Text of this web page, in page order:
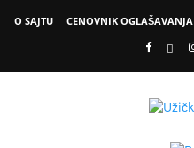
O SAJTU CENOVNIK OGLAŠAVANJA